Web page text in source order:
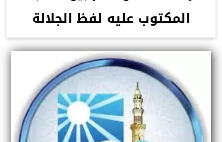
المكتوب عليه لفظ الجلالة